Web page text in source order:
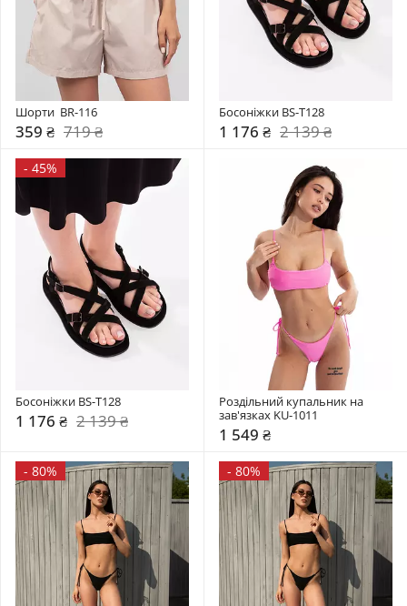
Шорти  BR-116
359 ₴ 719 ₴
Босоніжки BS-T128
1 176 ₴ 2 139 ₴
- 45%
Босоніжки BS-T128
1 176 ₴ 2 139 ₴
Роздільний купальник на
зав'язках KU-1011
1 549 ₴
- 80% - 80%